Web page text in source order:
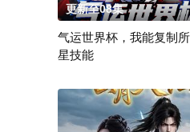
更新至08集
气运世界杯，我能复制
星技能